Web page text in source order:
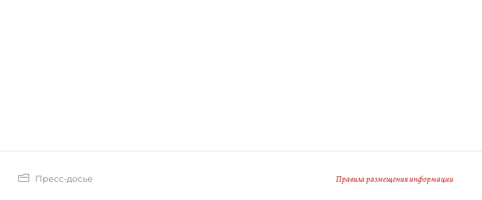
Пресс-досье Правила размещения информации